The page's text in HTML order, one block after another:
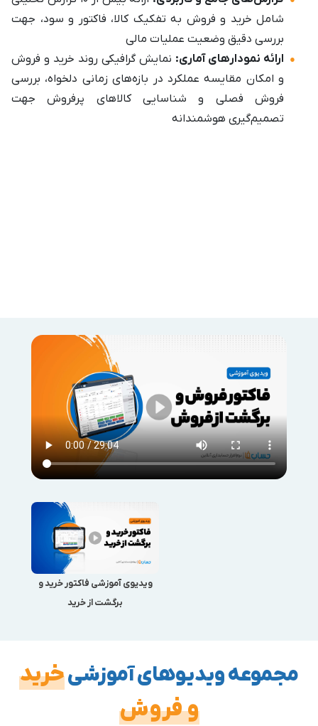
شامل خرید و فروش به تفکیک کالا، فاکتور و سود، جهت
بررسی دقیق وضعیت عملیات مالی
ارائه نمودارهای آماری: نمایش گرافیکی روند خرید و فروش
و امکان مقایسه عملکرد در بازه‌های زمانی دلخواه، بررسی
فروش فصلی و شناسایی کالاهای پرفروش جهت
تصمیم‌گیری هوشمندانه
ویدیوی آموزشی فاکتور خرید و
برگشت از خرید
مجموعه ویدیوهای آموزشیخرید
و فروش